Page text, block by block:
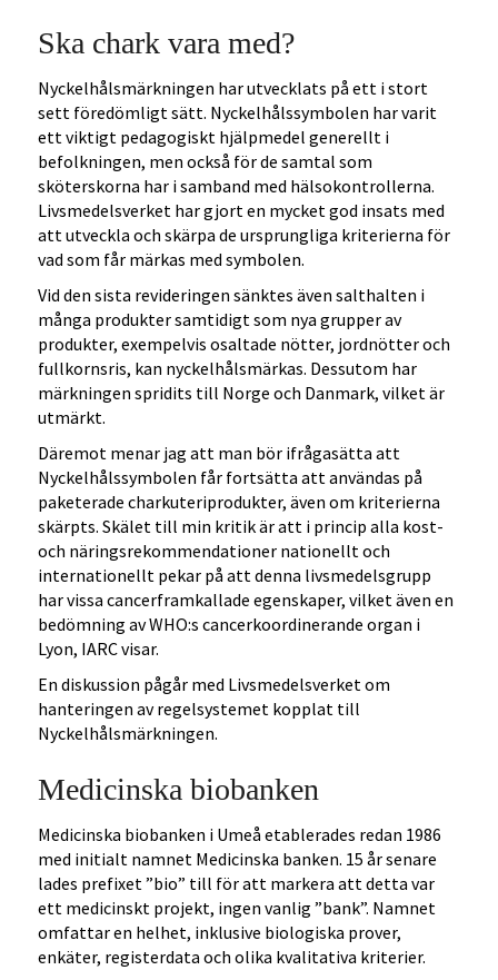
Ska chark vara med?
Nyckelhålsmärkningen har utvecklats på ett i stort
sett föredömligt sätt. Nyckelhålssymbolen har varit
ett viktigt pedagogiskt hjälpmedel generellt i
befolkningen, men också för de samtal som
sköterskorna har i samband med hälsokontrollerna.
Livsmedelsverket har gjort en mycket god insats med
att utveckla och skärpa de ursprungliga kriterierna för
vad som får märkas med symbolen.
Vid den sista revideringen sänktes även salthalten i
många produkter samtidigt som nya grupper av
produkter, exempelvis osaltade nötter, jordnötter och
fullkornsris, kan nyckelhålsmärkas. Dessutom har
märkningen spridits till Norge och Danmark, vilket är
utmärkt.
Däremot menar jag att man bör ifrågasätta att
Nyckelhålssymbolen får fortsätta att användas på
paketerade charkuteriprodukter, även om kriterierna
skärpts. Skälet till min kritik är att i princip alla kost-
och näringsrekommendationer nationellt och
internationellt pekar på att denna livsmedelsgrupp
har vissa cancerframkallade egenskaper, vilket även en
bedömning av WHO:s cancerkoordinerande organ i
Lyon, IARC visar.
En diskussion pågår med Livsmedelsverket om
hanteringen av regelsystemet kopplat till
Nyckelhålsmärkningen.
Medicinska biobanken
Medicinska biobanken i Umeå etablerades redan 1986
med initialt namnet Medicinska banken. 15 år senare
lades prefixet ”bio” till för att markera att detta var
ett medicinskt projekt, ingen vanlig ”bank”. Namnet
omfattar en helhet, inklusive biologiska prover,
enkäter, registerdata och olika kvalitativa kriterier.